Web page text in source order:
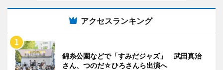
アクセスランキング
錦糸公園などで「すみだジャズ」 武田真治
さん、つのだ☆ひろさんら出演へ